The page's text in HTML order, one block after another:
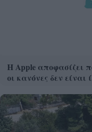
Η Apple αποφασίζει
οι κανόνες δεν είναι